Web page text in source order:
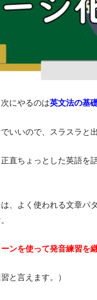
にやるのは英文法の基
いいので、スラスラと
直ちょっとした英語を
、よく使われる文章パ
ンを使って発音練習を
と言えます。）